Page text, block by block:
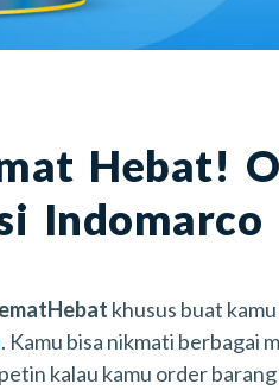
Hebat!
Indomarco
khusus buat
. Kamu bisa nikmati berbagai
kalau kamu order